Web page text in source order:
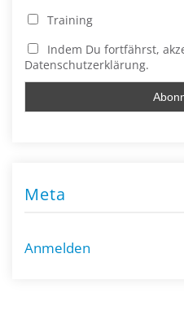
Training
Indem Du fortfährst,
Datenschutzerklärung.
Meta
Anmelden